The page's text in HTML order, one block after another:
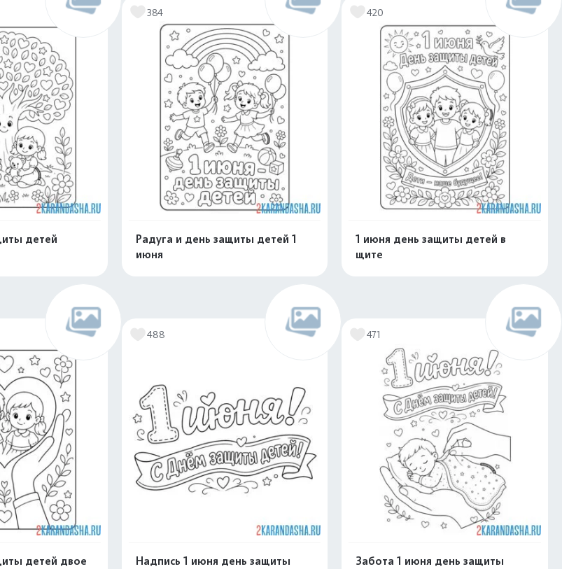
детей
384
Радуга и день защиты детей 1
июня
420
1 июня день защиты детей в
щите
детей двое
488
Надпись 1 июня день защиты
471
Забота 1 июня день защиты